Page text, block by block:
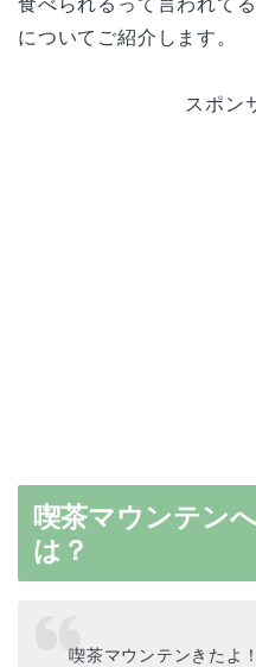
食べられるって言われて
についてご紹介します。
スポン
喫茶マウンテン
は？
喫茶マウンテンきたよ